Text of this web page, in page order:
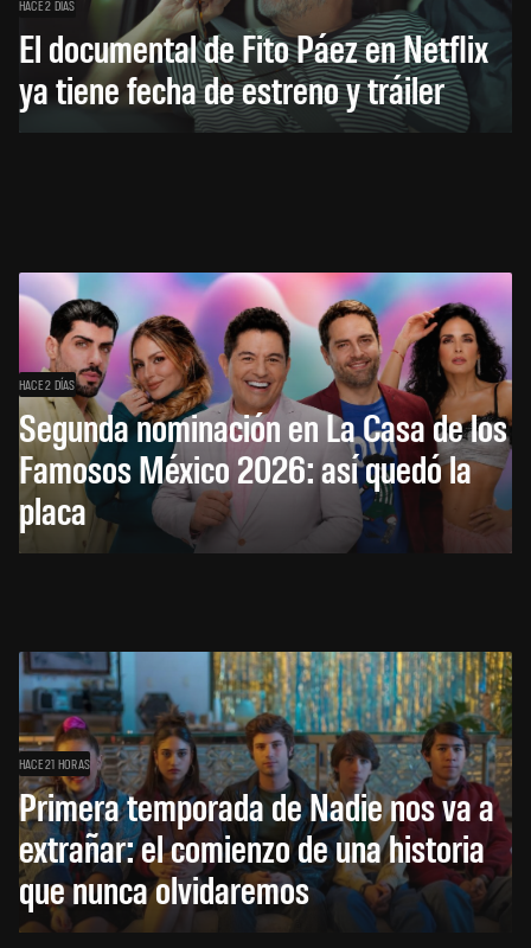
HACE 2 DÍAS
El documental de Fito Páez en Netflix
ya tiene fecha de estreno y tráiler
HACE 2 DÍAS
Segunda nominación en La Casa de los
Famosos México 2026: así quedó la
placa
HACE 21 HORAS
Primera temporada de Nadie nos va a
extrañar: el comienzo de una historia
que nunca olvidaremos